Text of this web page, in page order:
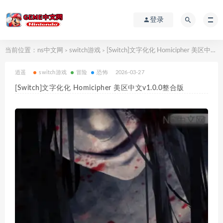
登录
当前位置： ns中文网 > switch游戏 > [Switch]文字化化 Homicipher 美区中文v1.0.0整合版
逍遥 switch游戏 冒险 恐怖 2026-03-27
[Switch]文字化化 Homicipher 美区中文v1.0.0整合版